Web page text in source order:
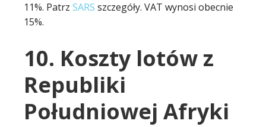
11%. Patrz SARS szczegóły. VAT wynosi obecnie
15%.
10. Koszty lotów z
Republiki
Południowej Afryki